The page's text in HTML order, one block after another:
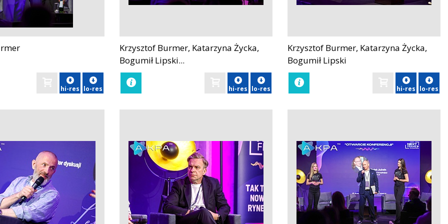
hi-res lo-res
zobacz
Krzysztof Burmer, Katarzyna Życka,
Bogumił Lipski...
hi-res lo-res
zobacz
Krzysztof Burmer, Katarzyna Życka,
Bogumił Lipski
hi-res lo-res